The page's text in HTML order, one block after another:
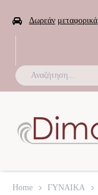
 Δωρεάν μεταφορικά
Home ΓΥΝΑΙΚΑ